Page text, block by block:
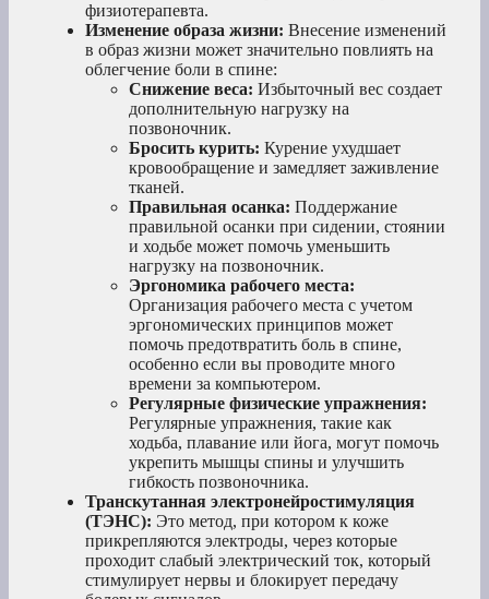
физиотерапевта.
Изменение образа жизни: Внесение изменений
в образ жизни может значительно повлиять на
облегчение боли в спине:
Снижение веса: Избыточный вес создает
дополнительную нагрузку на
позвоночник.
Бросить курить: Курение ухудшает
кровообращение и замедляет заживление
тканей.
Правильная осанка: Поддержание
правильной осанки при сидении, стоянии
и ходьбе может помочь уменьшить
нагрузку на позвоночник.
Эргономика рабочего места:
Организация рабочего места с учетом
эргономических принципов может
помочь предотвратить боль в спине,
особенно если вы проводите много
времени за компьютером.
Регулярные физические упражнения:
Регулярные упражнения, такие как
ходьба, плавание или йога, могут помочь
укрепить мышцы спины и улучшить
гибкость позвоночника.
Транскутанная электронейростимуляция
(ТЭНС): Это метод, при котором к коже
прикрепляются электроды, через которые
проходит слабый электрический ток, который
стимулирует нервы и блокирует передачу